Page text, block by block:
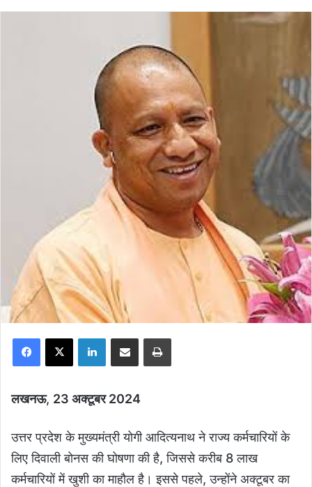
Facebook
X LinkedInShare via Email Print
लखनऊ, 23 अक्टूबर 2024
उत्तर प्रदेश के मुख्यमंत्री योगी आदित्यनाथ ने राज्य कर्मचारियों के
लिए दिवाली बोनस की घोषणा की है, जिससे करीब 8 लाख
कर्मचारियों में खुशी का माहौल है। इससे पहले, उन्होंने अक्टूबर का